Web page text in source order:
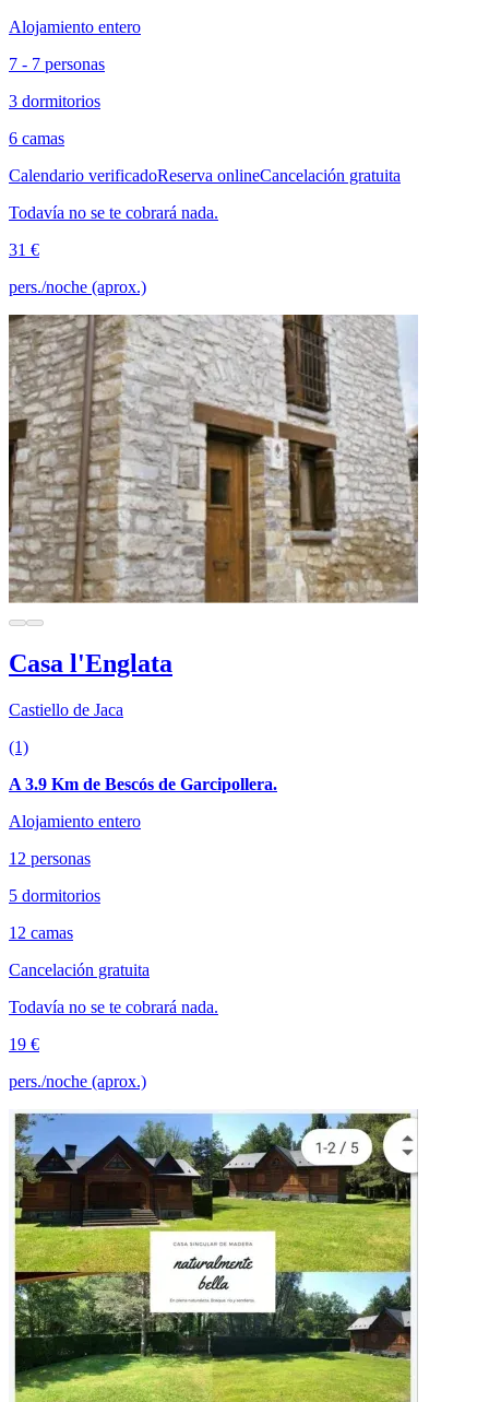
Alojamiento entero
7 - 7 personas
3 dormitorios
6 camas
Calendario verificadoReserva onlineCancelación gratuita
Todavía no se te cobrará nada.
31 €
pers./noche (aprox.)
Casa l'Englata
Castiello de Jaca
(1)
A 3.9 Km de Bescós de Garcipollera.
Alojamiento entero
12 personas
5 dormitorios
12 camas
Cancelación gratuita
Todavía no se te cobrará nada.
19 €
pers./noche (aprox.)